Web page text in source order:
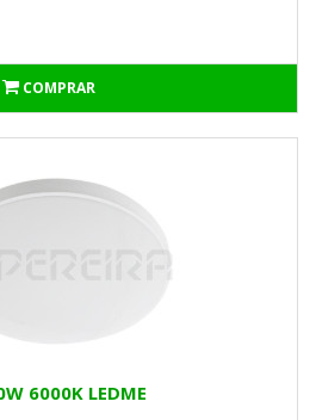
COMPRAR
6000K LEDME